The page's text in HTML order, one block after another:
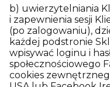
b) uwierzytelniania
i zapewnienia sesji
(po zalogowaniu),
każdej podstronie
wpisywać loginu i
społecznościowego
cookies